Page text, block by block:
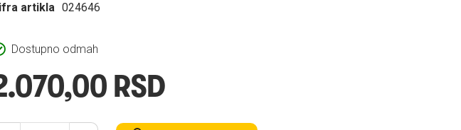
Dostupno odmah
artikla 024646
RSD